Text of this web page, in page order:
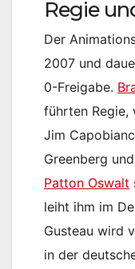
Regie
Der
2007 und
0-Freigabe.
führten Regie,
Jim
Greenberg
Patton Oswalt
leiht ihm im
Gusteau wird
in der